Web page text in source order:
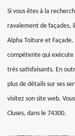
Si vous êtes à la
ravalement de façades,
Alpha Toiture et
compétente qui exécute
très satisfaisants. En
plus de détails sur ses
visitez son site web.
Cluses, dans le 74300.